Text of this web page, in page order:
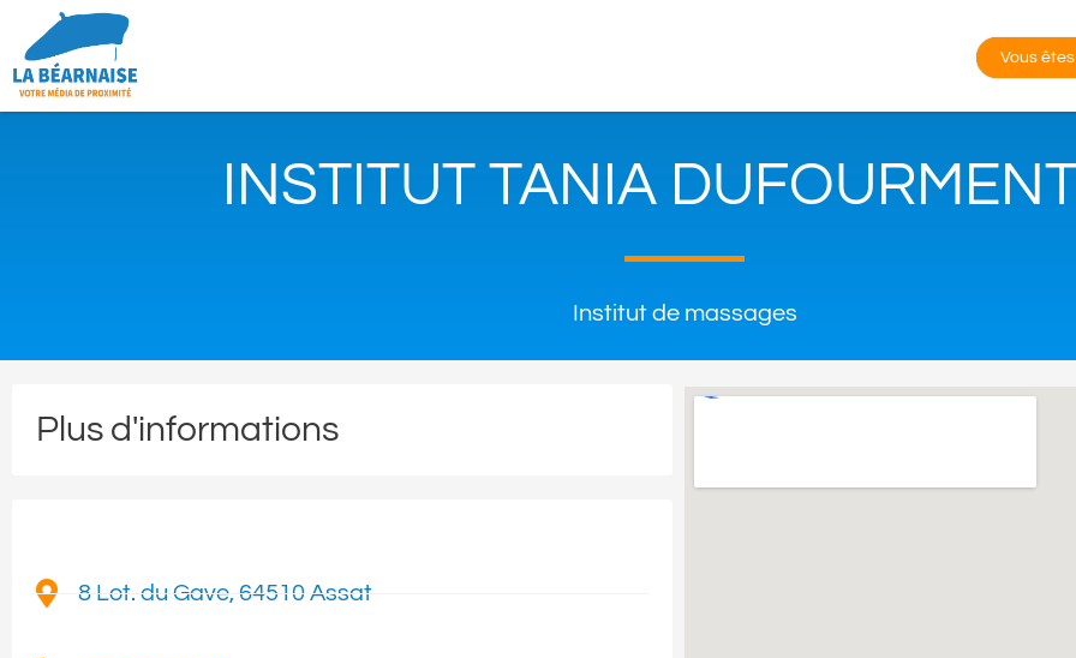
Vous
INSTITUT TANIA
Institut de massages
Plus d'informations
8 Lot. du Gave, 64510 Assat